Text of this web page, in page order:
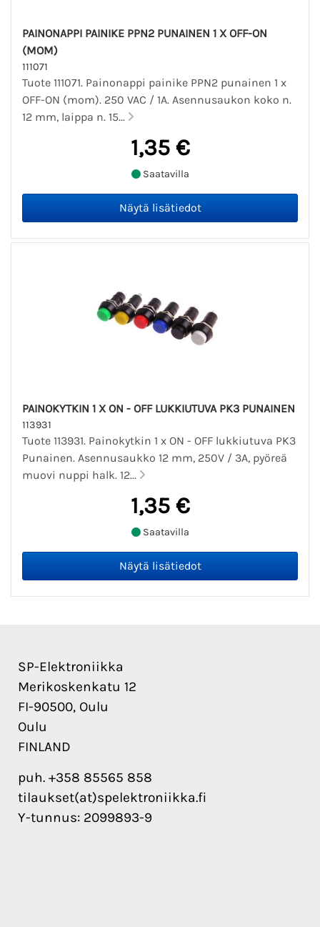
PAINONAPPI PAINIKE PPN2 PUNAINEN 1 X OFF-ON
(MOM)
111071
Tuote 111071. Painonappi painike PPN2 punainen 1 x
OFF-ON (mom). 250 VAC / 1A. Asennusaukon koko n.
12 mm, laippa n. 15...
1,35 €
Saatavilla
PAINOKYTKIN 1 X ON - OFF LUKKIUTUVA PK3 PUNAINEN
113931
Tuote 113931. Painokytkin 1 x ON - OFF lukkiutuva PK3
Punainen. Asennusaukko 12 mm, 250V / 3A, pyöreä
muovi nuppi halk. 12...
1,35 €
Saatavilla
SP-Elektroniikka
Merikoskenkatu 12
FI-90500, Oulu
Oulu
FINLAND
puh. +358 85565 858
tilaukset(at)spelektroniikka.fi
Y-tunnus: 2099893-9